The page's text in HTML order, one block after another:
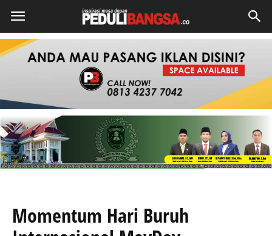
Momentum Hari Buruh